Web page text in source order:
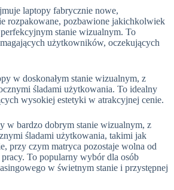
laptopy fabrycznie nowe,
rozpakowane, pozbawione jakichkolwiek
stanie wizualnym. To
użytkowników, oczekujących
w doskonałym stanie wizualnym, z
śladami użytkowania. To idealny
wysokiej estetyki w atrakcyjnej cenie.
w bardzo dobrym stanie wizualnym, z
śladami użytkowania, takimi jak
przy czym matryca pozostaje wolna od
To popularny wybór dla osób
w świetnym stanie i przystępnej